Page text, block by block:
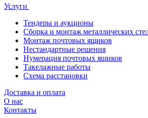
Услуги
Тендеры и аукционы
Сборка и монтаж металлических
Монтаж почтовых ящиков
Нестандартные решения
Нумерация почтовых ящиков
Такелажные работы
Схема расстановки
Доставка и оплата
О нас
Контакты